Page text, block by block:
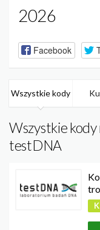
2026
Facebook
Wszystkie kody
Wszystkie
testDNA